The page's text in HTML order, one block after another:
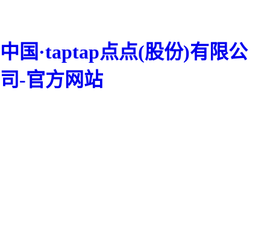
中国·taptap点点(股份)有限公
司-官方网站